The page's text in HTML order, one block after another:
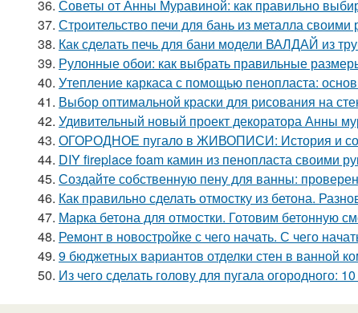
36. Советы от Анны Муравиной: как правильно
37. Строительство печи для бань из металла
38. Как сделать печь для бани модели ВАЛДАЙ из
39. Рулонные обои: как выбрать правильные
40. Утепление каркаса с помощью пенопласта:
41. Выбор оптимальной краски для рисования на
42. Удивительный новый проект декоратора Анны
43. ОГОРОДНОЕ пугало в ЖИВОПИСИ: История и
44. DIY fireplace foam камин из пенопласта своими
45. Создайте собственную пену для ванны:
46. Как правильно сделать отмостку из бетона.
47. Марка бетона для отмостки. Готовим бетонную
48. Ремонт в новостройке с чего начать. С чего
49. 9 бюджетных вариантов отделки стен в ванной
50. Из чего сделать голову для пугала огородного: